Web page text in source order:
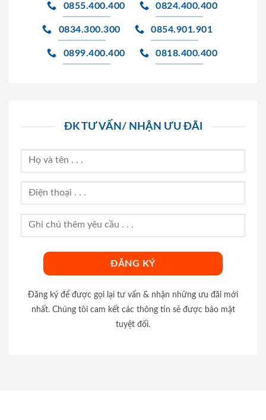
0855.400.400 0824.400.400
0834.300.300 0854.901.901
0899.400.400 0818.400.400
ĐK TƯ VẤN/ NHẬN ƯU ĐÃI
Đăng ký để được gọi lại tư vấn & nhận những ưu đãi mới
nhất. Chúng tôi cam kết các thông tin sẽ được bảo mật
tuyệt đối.